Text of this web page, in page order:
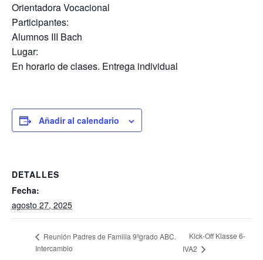
Orientadora Vocacional
Participantes:
Alumnos III Bach
Lugar:
En horario de clases. Entrega individual
Añadir al calendario
DETALLES
Fecha:
agosto 27, 2025
Reunión Padres de Familia 9ºgrado ABC.
Intercambio
Kick-Off Klasse 6-
IVA2